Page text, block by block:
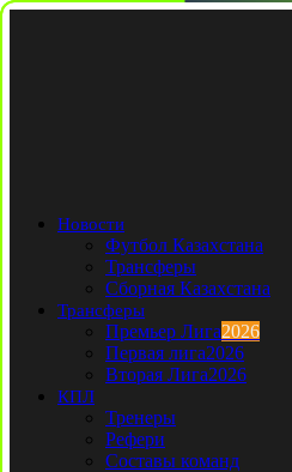
Новости
Футбол Казахстана
Трансферы
Сборная Казахстана
Трансферы
Премьер Лига2026
Первая лига2026
Вторая Лига2026
КПЛ
Тренеры
Рефери
Составы команд